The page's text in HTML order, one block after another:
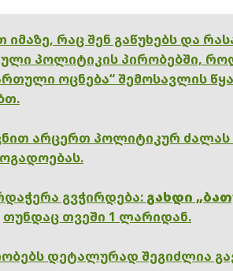
იმაზე, რაც შენ გაწუხებს და
პოლიტიკის პირობებში,
ოცნება“ შემოსავლის
არცერთ პოლიტიკურ ძალას
გვჭირდება: გახდი
თუნდაც თვეში 1 ლარიდან.
დეტალურად შეგიძლია